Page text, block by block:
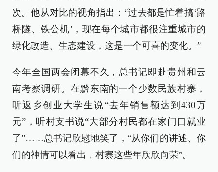
次。他从对比的视角指出：“过去都是忙着搞‘路
桥隧、铁公机’，现在每个城市都很注重城市的
绿化改造、生态建设，这是一个可喜的变化。”
今年全国两会闭幕不久，总书记即赴贵州和云
南考察调研。在黔东南的一个少数民族村寨，
听返乡创业大学生说“去年销售额达到430万
元”，听村支书说“大部分村民都在家门口就业
了”……总书记欣慰地笑了，“从你们的讲述、你
们的神情可以看出，村寨这些年欣欣向荣”。